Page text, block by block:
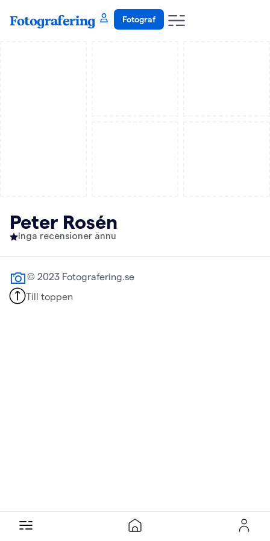
Fotografering Fotograf
Peter Rosén
Inga recensioner ännu
© 2023 Fotografering.se
Till toppen